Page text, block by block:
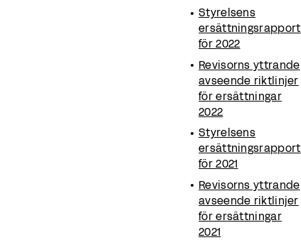
Styrelsens
ersättningsrapport
för 2022
Revisorns yttrande
avseende riktlinjer
för ersättningar
2022
Styrelsens
ersättningsrapport
för 2021
Revisorns yttrande
avseende riktlinjer
för ersättningar
2021